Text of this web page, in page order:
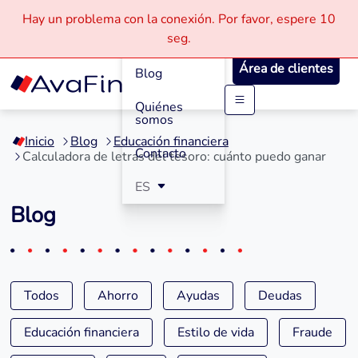
Saltar
contenido
Hay un problema con la conexión. Por favor, espere 10
seg.
Cómo
Funciona
Blog
Quiénes
somos
Contacto
ES
Área de clientes
Inicio Blog
Educación financiera
Calculadora de letras del tesoro: cuánto puedo ganar
Blog
Todos Ahorro Ayudas Deudas
Educación financiera Estilo de vida Fraude